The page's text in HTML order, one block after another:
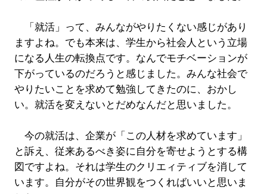
「就活」って、みんながやりたくない感じがあり
ますよね。でも本来は、学生から社会人という立場
になる人生の転換点です。なんでモチベーションが
下がっているのだろうと感じました。みんな社会で
やりたいことを求めて勉強してきたのに、おかし
い。就活を変えないとだめなんだと思いました。
今の就活は、企業が「この人材を求めています」
と訴え、従来あるべき姿に自分を寄せようとする構
図ですよね。それは学生のクリエィティブを消して
います。自分がその世界観をつくればいいと思いま